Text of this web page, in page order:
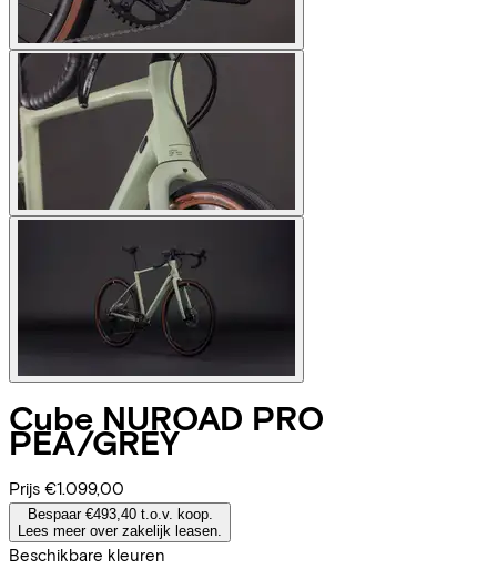
Cube NUROAD PRO
PEA/GREY
Prijs €1.099,00
Bespaar €493,40 t.o.v. koop.
Lees meer over zakelijk leasen.
Beschikbare kleuren